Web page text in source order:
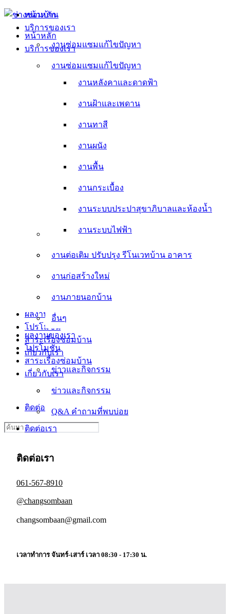
Skip
content
หน้าหลัก
บริการของเรา
งานซ่อมแซมแก้ไขปัญหา
งานหลังคาและดาดฟ้า
งานฝ้าและเพดาน
งานทาสี
งานผนัง
งานพื้น
งานกระเบื้อง
งานระบบประปาสุขาภิบาลและห้องน้ำ
งานระบบไฟฟ้า
งานต่อเติม ปรับปรุง รีโนเวทบ้าน อาคาร
งานก่อสร้างใหม่
งานภายนอกบ้าน
อื่นๆ
ผลงานของเรา
โปรโมชั่น
สาระเรื่องซ่อมบ้าน
เกี่ยวกับเรา
ข่าวและกิจกรรม
Q&A คำถามที่พบบ่อย
ติดต่อเรา
หน้าหลัก
บริการของเรา
งานซ่อมแซมแก้ไขปัญหา
งานหลังคาและดาดฟ้า
งานฝ้าและเพดาน
งานทาสี
งานผนัง
งานพื้น
งานกระเบื้อง
งานระบบประปาสุขาภิบาลและห้องน้ำ
งานระบบไฟฟ้า
งานต่อเติม ปรับปรุง รีโนเวทบ้าน อาคาร
งานก่อสร้างใหม่
งานภายนอกบ้าน
อื่นๆ
ผลงานของเรา
โปรโมชั่น
สาระเรื่องซ่อมบ้าน
เกี่ยวกับเรา
ข่าวและกิจกรรม
Q&A คำถามที่พบบ่อย
ติดต่อเรา
Search
for:
ติดต่อเรา
061-567-8910
@changsombaan
changsombaan@gmail.com
เวลาทำการ จันทร์-เสาร์ เวลา 08:30 - 17:30 น.